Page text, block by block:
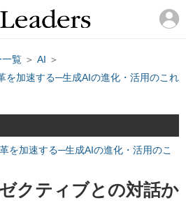
一覧 ＞ AI ＞
を加速する─生成AIの進化・活用のこれ
を加速する─生成AIの進化・活用のこ
クティブとの対話か